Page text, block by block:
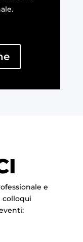
e
colloqui